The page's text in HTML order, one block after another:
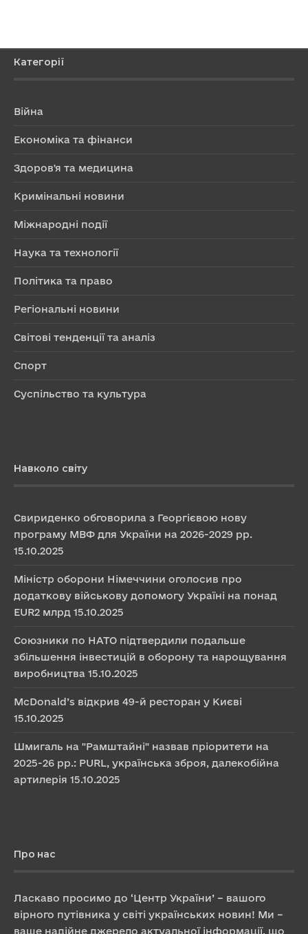
Категорії
Війна
Економіка та фінанси
Здоров'я та медицина
Кримінальні новини
Міжнародні події
Наука та технології
Політика та право
Регіональні новини
Світові тенденції та аналіз
Спорт
Суспільство та культура
Навколо світу
Свириденко обговорила з Георгієвою нову
програму МВФ для України на 2026-2029 рр.
15.10.2025
Міністр оборони Німеччини оголосив про
додаткову військову допомогу Україні на понад
EUR2 млрд 15.10.2025
Союзники по НАТО підтвердили подальше
збільшення інвестицій в оборону та нарощування
виробництва 15.10.2025
McDonald’s відкрив 49-й ресторан у Києві
15.10.2025
Шмигаль на "Рамштайні" назвав пріоритети на
2025-26 рр.: PURL, українська зброя, далекобійна
артилерія 15.10.2025
Про нас
Ласкаво просимо до ‘Центр України’ – вашого
вірного путівника у світі українських новин! Ми –
ваше надійне джерело актуальної інформації, що